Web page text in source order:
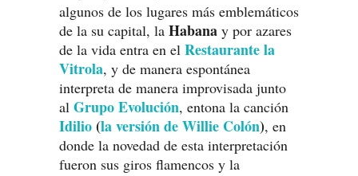
algunos de los lugares más emblemáticos
de la su capital, la Habana y por azares
de la vida entra en el Restaurante la
Vitrola, y de manera espontánea
interpreta de manera improvisada junto
al Grupo Evolución, entona la canción
Idilio(la versión de Willie Colón), en
donde la novedad de esta interpretación
fueron sus giros flamencos y la